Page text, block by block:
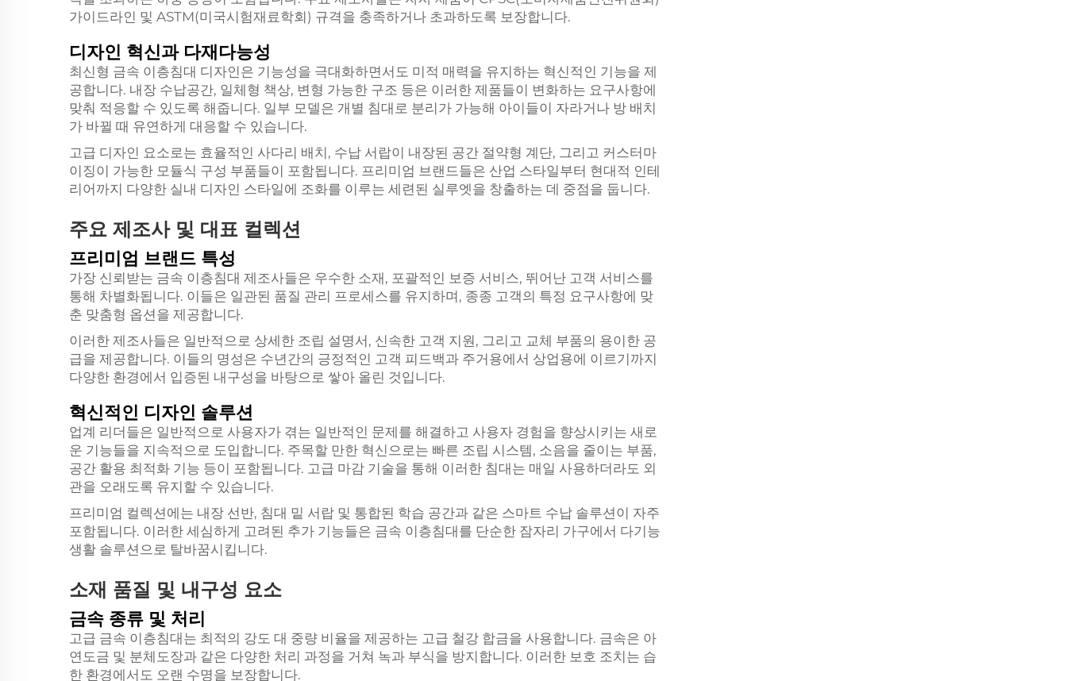
가이드라인 및 ASTM(미국시험재료학회) 규격을 충족하거나 초과하도록 보장합니다.
디자인 혁신과 다재다능성
최신형 금속 이층침대 디자인은 기능성을 극대화하면서도 미적 매력을 유지하는 혁신적인 기능을 제
공합니다. 내장 수납공간, 일체형 책상, 변형 가능한 구조 등은 이러한 제품들이 변화하는 요구사항에
맞춰 적응할 수 있도록 해줍니다. 일부 모델은 개별 침대로 분리가 가능해 아이들이 자라거나 방 배치
가 바뀔 때 유연하게 대응할 수 있습니다.
고급 디자인 요소로는 효율적인 사다리 배치, 수납 서랍이 내장된 공간 절약형 계단, 그리고 커스터마
이징이 가능한 모듈식 구성 부품들이 포함됩니다. 프리미엄 브랜드들은 산업 스타일부터 현대적 인테
리어까지 다양한 실내 디자인 스타일에 조화를 이루는 세련된 실루엣을 창출하는 데 중점을 둡니다.
주요 제조사 및 대표 컬렉션
프리미엄 브랜드 특성
가장 신뢰받는 금속 이층침대 제조사들은 우수한 소재, 포괄적인 보증 서비스, 뛰어난 고객 서비스를
통해 차별화됩니다. 이들은 일관된 품질 관리 프로세스를 유지하며, 종종 고객의 특정 요구사항에 맞
춘 맞춤형 옵션을 제공합니다.
이러한 제조사들은 일반적으로 상세한 조립 설명서, 신속한 고객 지원, 그리고 교체 부품의 용이한 공
급을 제공합니다. 이들의 명성은 수년간의 긍정적인 고객 피드백과 주거용에서 상업용에 이르기까지
다양한 환경에서 입증된 내구성을 바탕으로 쌓아 올린 것입니다.
혁신적인 디자인 솔루션
업계 리더들은 일반적으로 사용자가 겪는 일반적인 문제를 해결하고 사용자 경험을 향상시키는 새로
운 기능들을 지속적으로 도입합니다. 주목할 만한 혁신으로는 빠른 조립 시스템, 소음을 줄이는 부품,
공간 활용 최적화 기능 등이 포함됩니다. 고급 마감 기술을 통해 이러한 침대는 매일 사용하더라도 외
관을 오래도록 유지할 수 있습니다.
프리미엄 컬렉션에는 내장 선반, 침대 밑 서랍 및 통합된 학습 공간과 같은 스마트 수납 솔루션이 자주
포함됩니다. 이러한 세심하게 고려된 추가 기능들은 금속 이층침대를 단순한 잠자리 가구에서 다기능
생활 솔루션으로 탈바꿈시킵니다.
소재 품질 및 내구성 요소
금속 종류 및 처리
고급 금속 이층침대는 최적의 강도 대 중량 비율을 제공하는 고급 철강 합금을 사용합니다. 금속은 아
연도금 및 분체도장과 같은 다양한 처리 과정을 거쳐 녹과 부식을 방지합니다. 이러한 보호 조치는 습
한 환경에서도 오랜 수명을 보장합니다.